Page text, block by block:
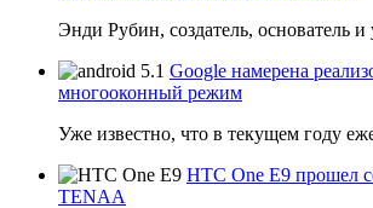
Энди Рубин, создатель, основатель и
Google намерена
многооконный режим
Уже известно, что в текущем году
HTC One E9 прошел
TENAA